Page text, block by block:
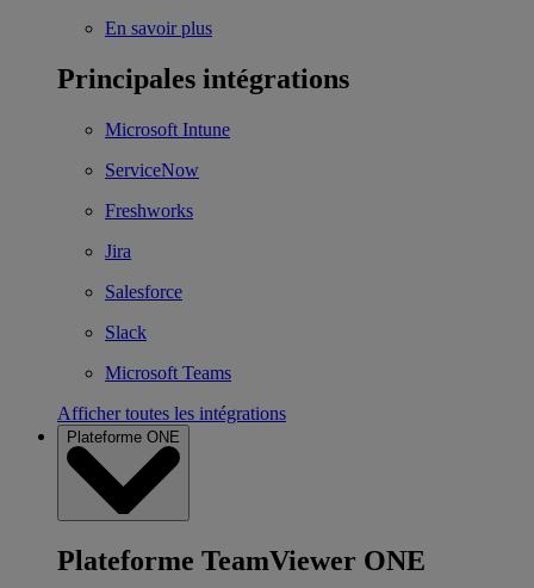
En savoir plus
Principales intégrations
Microsoft Intune
ServiceNow
Freshworks
Jira
Salesforce
Slack
Microsoft Teams
Afficher toutes les intégrations
Plateforme ONE
Plateforme TeamViewer ONE